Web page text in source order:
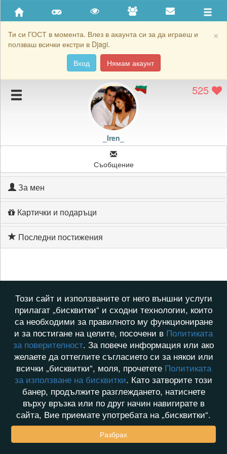
×
Ти си ГОСТ в момента. Влез в акаунта си за да играеш и
ползваш всички екстри в Djagi.
Вход
Нямам акаунт
Приятели
Хронология на игри
Подаръците на _Iren_ 525
_Iren_
Съобщение
За мен
Картички и подаръци
Последни постижения
Този сайт и използваните от него външни услуги
прилагат „бисквитки“ и сходни технологии, които
са необходими за правилното му функциониране
и за постигане на целите, посочени в Политиката
за поверителност. За повече информация или ако
желаете да оттеглите съгласието си за някои или
всички „бисквитки“, моля, прочетете Политиката
за използване на бисквитки. Като затворите този
банер, продължите разглеждането, натиснете
върху връзка или по друг начин навигирате в
сайта, Вие приемате употребата на „бисквитки“.
Разбрах